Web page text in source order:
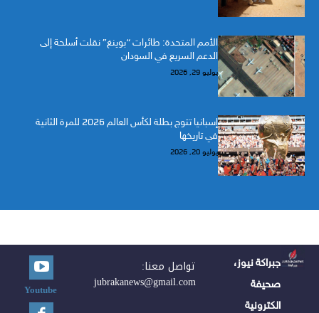
الأمم المتحدة: طائرات “بوينغ” نقلت أسلحة إلى
الدعم السريع في السودان
يوليو 29, 2026
إسبانيا تتوج بطلة لكأس العالم 2026 للمرة الثانية
في تاريخها
يوليو 20, 2026
جبراكة نيوز،
صحيفة
الكترونية
تواصل معنا:
jubrakanews@gmail.com
Youtube